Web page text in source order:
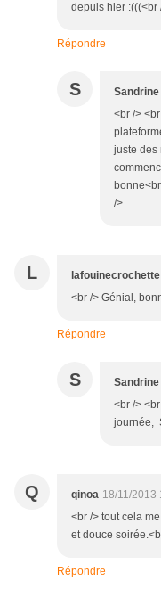
depuis hier :(((<br
Répondre
S Sandrine
<br />
juste des
/>
L lafouinecrochette
<br /> Génial,
Répondre
S Sandrine
<br />
journée,
Q qinoa 18/11/2013
<br /> tout cela
et douce
Répondre